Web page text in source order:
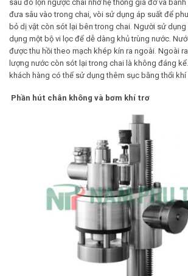
sau đó lộn ngược chai nhờ hệ thống giá đỡ và
đưa sâu vào trong chai, vòi sử dụng áp suất để
bỏ dị vật còn sót lại bên trong chai. Người sử
dụng một bộ vi lọc để dễ dàng khủ trùng nước.
được thu hồi theo mạch khép kín ra ngoài. Ngoài
lượng nước còn sót lại trong chai là không đáng
khách hàng có thể sử dụng thêm sục bằng thổi khí
Phần hút chân không và bơm khí trơ